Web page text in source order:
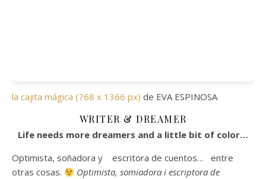
la cajita mágica (768 x 1366 px) de EVA ESPINOSA
WRITER & DREAMER
Life needs more dreamers and a little bit of color…
Optimista, soñadora y escritora de cuentos… entre
otras cosas.
Optimista, somiadora i escriptora de